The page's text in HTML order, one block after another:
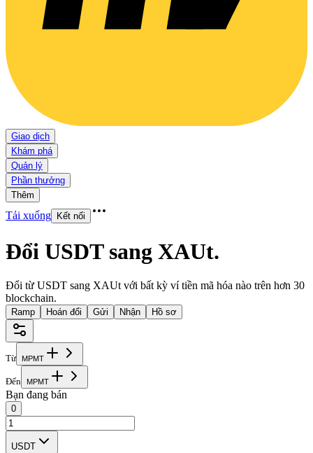
Giao dịch
Khám phá
Quản lý
Phần thưởng
Thêm
Tải xuống Kết nối
Đổi USDT sang XAUt.
Đổi từ USDT sang XAUt với bất kỳ ví tiền mã hóa nào trên hơn 30
blockchain.
Ramp Hoán đổi Gửi Nhận Hồ sơ
Từ MPMT
Đến MPMT
Bạn đang bán
0
USDT